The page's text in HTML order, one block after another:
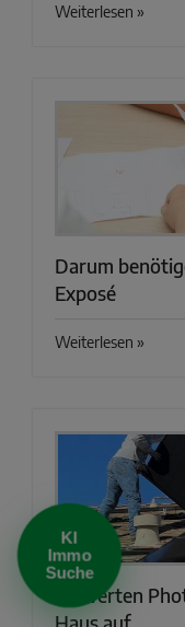
KI
Immo
Suche
KI Immo Suche
Weiterlesen »
Darum
Exposé
Weiterlesen »
So werten